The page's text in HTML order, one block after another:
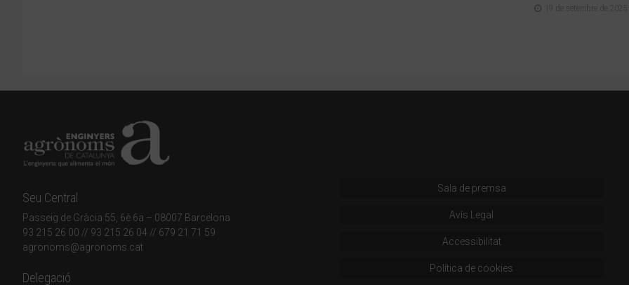
19 de setembre de 2025
Seu Central
Passeig de Gràcia 55, 6è 6a – 08007 Barcelona
93 215 26 00 // 93 215 26 04 // 679 21 71 59
agronoms@agronoms.cat
Delegació
Sala de premsa
Avís Legal
Accessibilitat
Política de cookies